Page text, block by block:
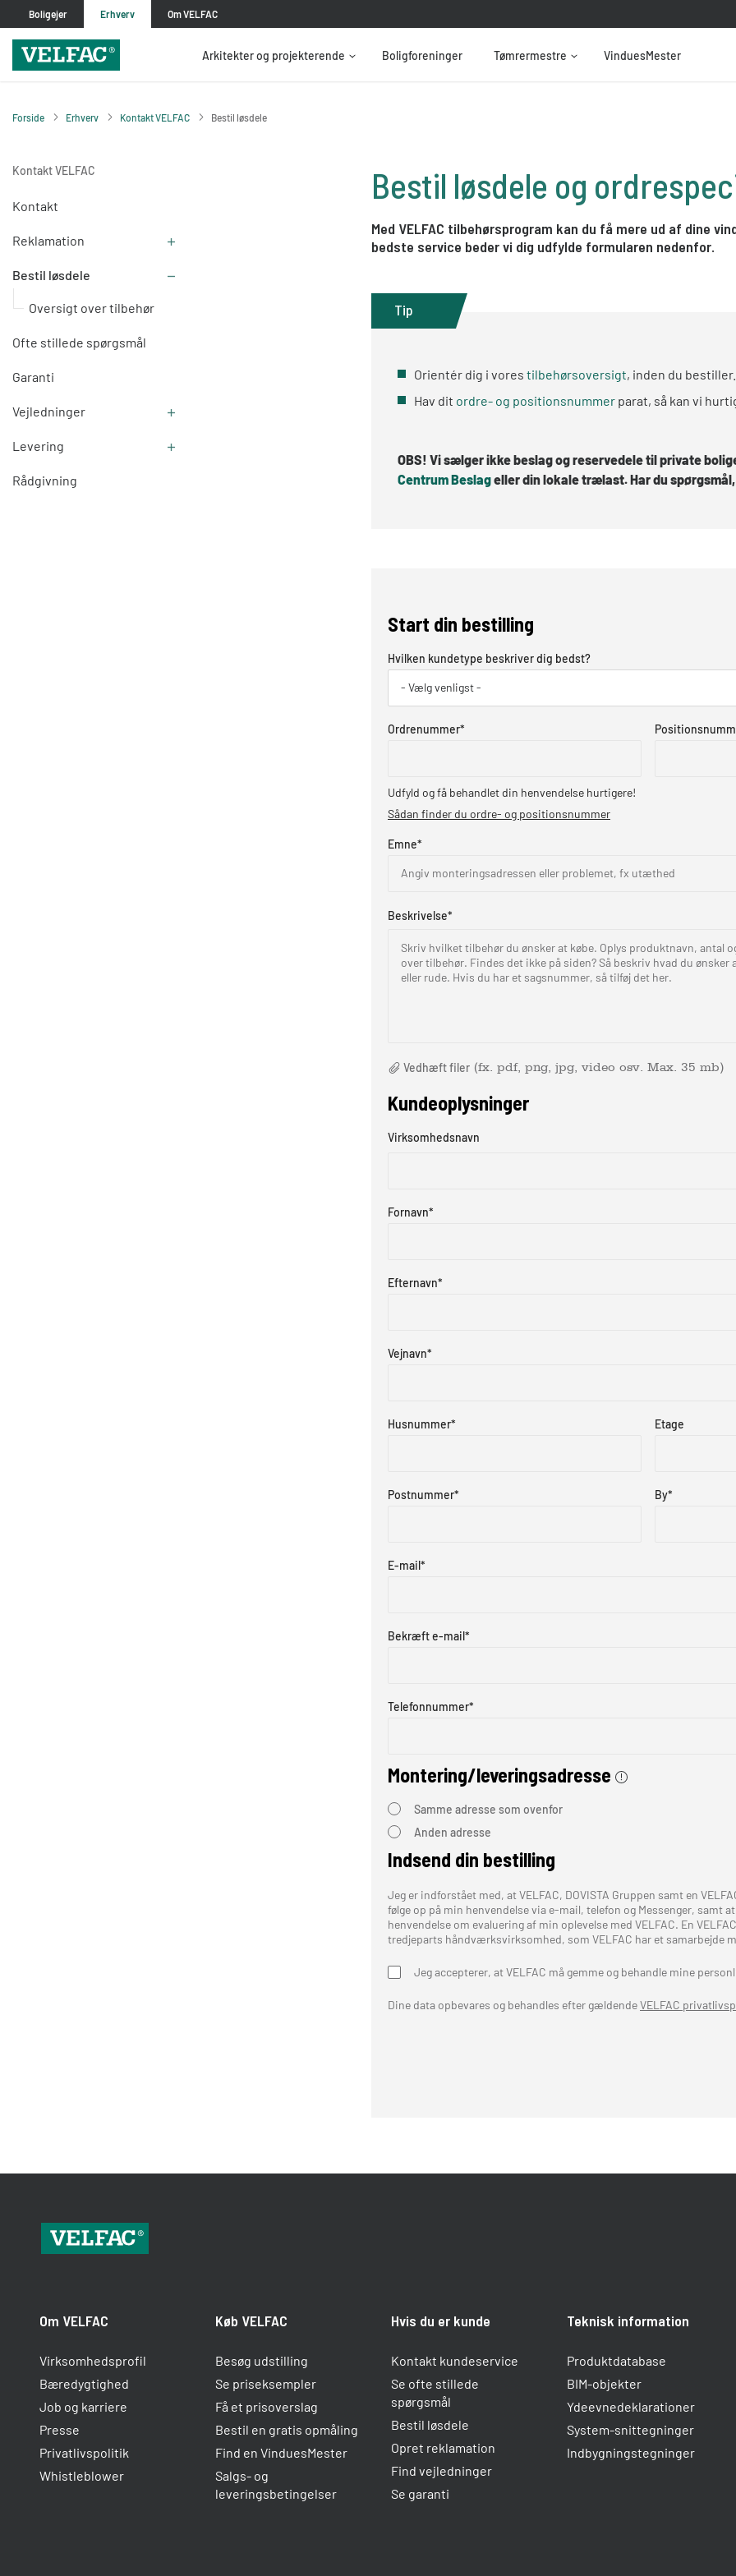
Boligejer Erhverv Om VELFAC
Arkitekter og projekterende Boligforeninger Tømrermestre VinduesMester
Forside Erhverv Kontakt VELFAC Bestil løsdele
Kontakt VELFAC
Kontakt
Reklamation
Bestil løsdele
Oversigt over tilbehør
Ofte stillede spørgsmål
Garanti
Vejledninger
Levering
Rådgivning
Bestil løsdele og
Med VELFAC tilbehørsprogram kan du få mere ud af dine
bedste service beder vi dig udfylde formularen nedenfor.
Tip
Orientér dig i vores tilbehørsoversigt, inden du bestiller.
Hav dit ordre- og positionsnummer parat, så kan vi
OBS! Vi sælger ikke beslag og reservedele til private
Centrum Beslageller din lokale trælast. Har du
Start din bestilling
Hvilken kundetype beskriver dig bedst?
- Vælg venligst -
Ordrenummer*
Udfyld og få behandlet din henvendelse hurtigere!
Sådan finder du ordre- og positionsnummer
Emne*
Angiv monteringsadressen eller problemet, fx utæthed
Beskrivelse*
Skriv hvilket tilbehør du ønsker at købe. Oplys produktnavn, antal
over tilbehør. Findes det ikke på siden? Så beskriv hvad du ønsker
eller rude. Hvis du har et sagsnummer, så tilføj det her.
Vedhæft filer (fx. pdf, png, jpg, video osv. Max. 35 mb)
Kundeoplysninger
Virksomhedsnavn
Fornavn*
Efternavn*
Vejnavn*
Husnummer* Etage
Postnummer* By*
E-mail*
Bekræft e-mail*
Telefonnummer*
Montering/leveringsadresse
Samme adresse som ovenfor
Anden adresse
Indsend din bestilling
Jeg er indforstået med, at VELFAC, DOVISTA Gruppen samt en
følge op på min henvendelse via e-mail, telefon og Messenger, samt
henvendelse om evaluering af min oplevelse med VELFAC. En
tredjeparts håndværksvirksomhed, som VELFAC har et samarbejde
Jeg accepterer, at VELFAC må gemme og behandle mine
Dine data opbevares og behandles efter gældendeVELFAC
Om VELFAC
Virksomhedsprofil
Bæredygtighed
Job og karriere
Presse
Privatlivspolitik
Whistleblower
Køb VELFAC
Besøg udstilling
Se priseksempler
Få et prisoverslag
Bestil en gratis opmåling
Find en VinduesMester
Salgs- og
leveringsbetingelser
Hvis du er kunde
Kontakt kundeservice
Se ofte stillede
spørgsmål
Bestil løsdele
Opret reklamation
Find vejledninger
Se garanti
Teknisk information
Produktdatabase
BIM-objekter
Ydeevnedeklarationer
System-snittegninger
Indbygningstegninger